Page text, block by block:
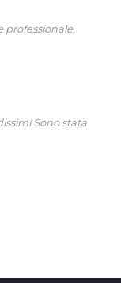
professionale,
Sono stata